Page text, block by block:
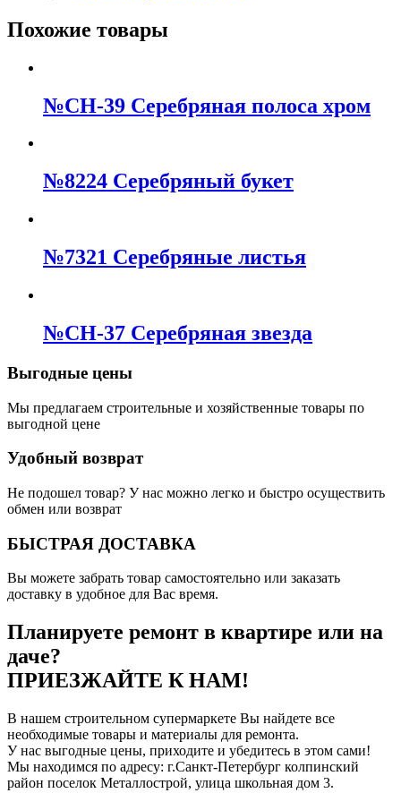
Похожие товары
№СН-39 Серебряная полоса хром
№8224 Cеребряный букет
№7321 Серебряные листья
№СН-37 Серебряная звезда
Выгодные цены
Мы предлагаем строительные и хозяйственные товары по
выгодной цене
Удобный возврат
Не подошел товар? У нас можно легко и быстро осуществить
обмен или возврат
БЫСТРАЯ ДОСТАВКА
Вы можете забрать товар самостоятельно или заказать
доставку в удобное для Вас время.
Планируете ремонт в квартире или на
даче?
ПРИЕЗЖАЙТЕ К НАМ!
В нашем строительном супермаркете Вы найдете все
необходимые товары и материалы для ремонта.
У нас выгодные цены, приходите и убедитесь в этом сами!
Мы находимся по адресу: г.Санкт-Петербург колпинский
район поселок Металлострой, улица школьная дом 3.